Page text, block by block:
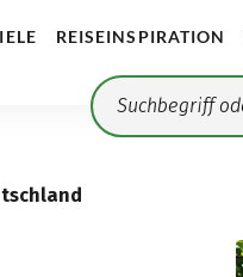
REISEINSPIRATION